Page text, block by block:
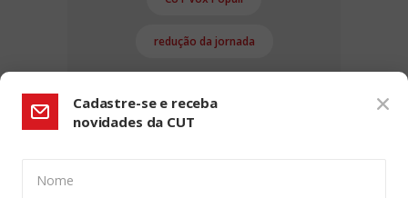
redução da jornada
Cadastre-se e receba
novidades da CUT
Nome